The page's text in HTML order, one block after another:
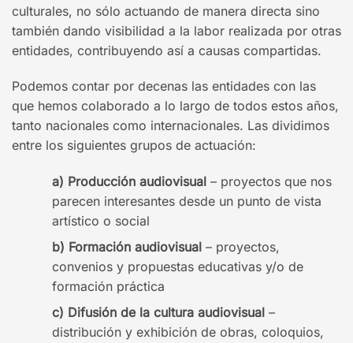
culturales, no sólo actuando de manera directa sino
también dando visibilidad a la labor realizada por otras
entidades, contribuyendo así a causas compartidas.
Podemos contar por decenas las entidades con las
que hemos colaborado a lo largo de todos estos años,
tanto nacionales como internacionales. Las dividimos
entre los siguientes grupos de actuación:
Producción audiovisual– proyectos que nos
parecen interesantes desde un punto de vista
artístico o social
Formación audiovisual– proyectos,
convenios y propuestas educativas y/o de
formación práctica
Difusión de la cultura audiovisual –
distribución y exhibición de obras, coloquios,